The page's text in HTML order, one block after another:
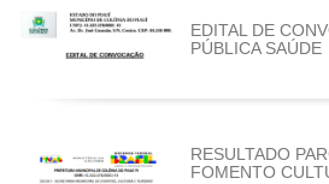
EDITAL DE
PÚBLICA SAÚDE
RESULTADO
FOMENTO